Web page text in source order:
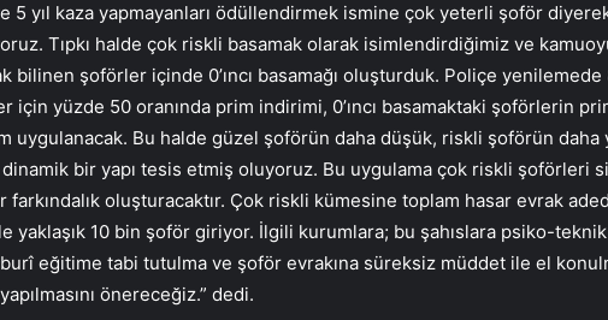
5 yıl kaza yapmayanları ödüllendirmek ismine çok yeterli şoför
Tıpkı halde çok riskli basamak olarak isimlendirdiğimiz ve
bilinen şoförler içinde 0’ıncı basamağı oluşturduk. Poliçe yenilemede
için yüzde 50 oranında prim indirimi, 0’ıncı basamaktaki şoförlerin
uygulanacak. Bu halde güzel şoförün daha düşük, riskli şoförün daha
dinamik bir yapı tesis etmiş oluyoruz. Bu uygulama çok riskli şoförleri
farkındalık oluşturacaktır. Çok riskli kümesine toplam hasar evrak
yaklaşık 10 bin şoför giriyor. İlgili kurumlara; bu şahıslara psiko-teknik
eğitime tabi tutulma ve şoför evrakına süreksiz müddet ile el
önereceğiz.” dedi.